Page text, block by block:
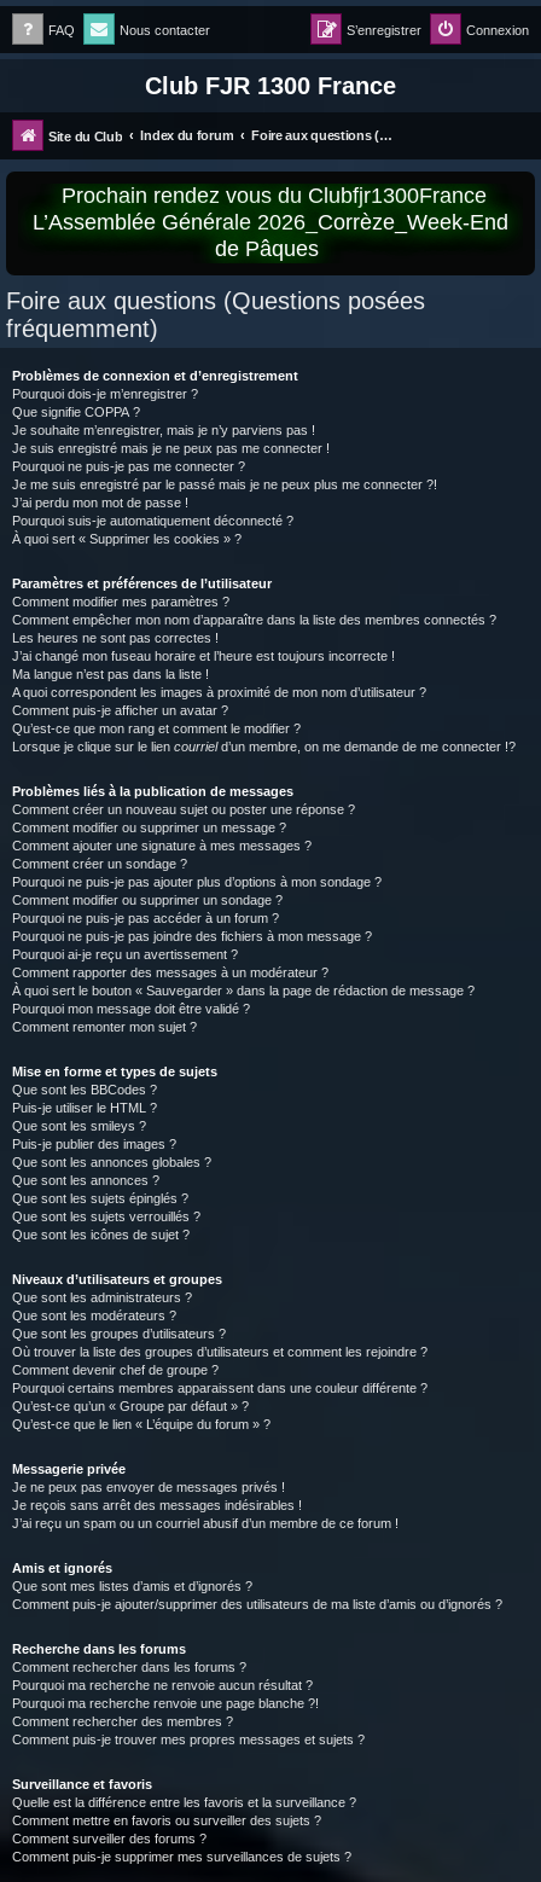
FAQ Nous contacter Connexion
S’enregistrer
Club FJR 1300 France
Site du Club Index du forum Foire aux questions (Questions posées fréquemment)
Prochain rendez vous du Clubfjr1300France
L’Assemblée Générale 2026_Corrèze_Week-End
de Pâques
Foire aux questions (Questions posées
fréquemment)
Problèmes de connexion et d’enregistrement
Pourquoi dois-je m’enregistrer ?
Que signifie COPPA ?
Je souhaite m’enregistrer, mais je n’y parviens pas !
Je suis enregistré mais je ne peux pas me connecter !
Pourquoi ne puis-je pas me connecter ?
Je me suis enregistré par le passé mais je ne peux plus me connecter ?!
J’ai perdu mon mot de passe !
Pourquoi suis-je automatiquement déconnecté ?
À quoi sert « Supprimer les cookies » ?
Paramètres et préférences de l’utilisateur
Comment modifier mes paramètres ?
Comment empêcher mon nom d’apparaître dans la liste des membres connectés ?
Les heures ne sont pas correctes !
J’ai changé mon fuseau horaire et l’heure est toujours incorrecte !
Ma langue n’est pas dans la liste !
A quoi correspondent les images à proximité de mon nom d’utilisateur ?
Comment puis-je afficher un avatar ?
Qu’est-ce que mon rang et comment le modifier ?
Lorsque je clique sur le lien courrield’un membre, on me demande de me connecter !?
Problèmes liés à la publication de messages
Comment créer un nouveau sujet ou poster une réponse ?
Comment modifier ou supprimer un message ?
Comment ajouter une signature à mes messages ?
Comment créer un sondage ?
Pourquoi ne puis-je pas ajouter plus d’options à mon sondage ?
Comment modifier ou supprimer un sondage ?
Pourquoi ne puis-je pas accéder à un forum ?
Pourquoi ne puis-je pas joindre des fichiers à mon message ?
Pourquoi ai-je reçu un avertissement ?
Comment rapporter des messages à un modérateur ?
À quoi sert le bouton « Sauvegarder » dans la page de rédaction de message ?
Pourquoi mon message doit être validé ?
Comment remonter mon sujet ?
Mise en forme et types de sujets
Que sont les BBCodes ?
Puis-je utiliser le HTML ?
Que sont les smileys ?
Puis-je publier des images ?
Que sont les annonces globales ?
Que sont les annonces ?
Que sont les sujets épinglés ?
Que sont les sujets verrouillés ?
Que sont les icônes de sujet ?
Niveaux d’utilisateurs et groupes
Que sont les administrateurs ?
Que sont les modérateurs ?
Que sont les groupes d’utilisateurs ?
Où trouver la liste des groupes d’utilisateurs et comment les rejoindre ?
Comment devenir chef de groupe ?
Pourquoi certains membres apparaissent dans une couleur différente ?
Qu’est-ce qu’un « Groupe par défaut » ?
Qu’est-ce que le lien « L’équipe du forum » ?
Messagerie privée
Je ne peux pas envoyer de messages privés !
Je reçois sans arrêt des messages indésirables !
J’ai reçu un spam ou un courriel abusif d’un membre de ce forum !
Amis et ignorés
Que sont mes listes d’amis et d’ignorés ?
Comment puis-je ajouter/supprimer des utilisateurs de ma liste d’amis ou d’ignorés ?
Recherche dans les forums
Comment rechercher dans les forums ?
Pourquoi ma recherche ne renvoie aucun résultat ?
Pourquoi ma recherche renvoie une page blanche ?!
Comment rechercher des membres ?
Comment puis-je trouver mes propres messages et sujets ?
Surveillance et favoris
Quelle est la différence entre les favoris et la surveillance ?
Comment mettre en favoris ou surveiller des sujets ?
Comment surveiller des forums ?
Comment puis-je supprimer mes surveillances de sujets ?